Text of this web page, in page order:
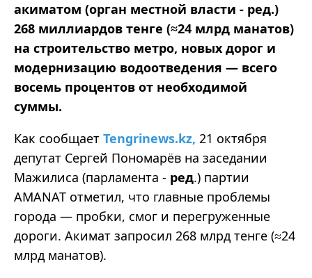
акиматом (орган местной власти - ред.)
268 миллиардов тенге (≈24 млрд манатов)
на строительство метро, новых дорог и
модернизацию водоотведения — всего
восемь процентов от необходимой
суммы.
Как сообщает Tengrinews.kz, 21 октября
депутат Сергей Пономарёв на заседании
Мажилиса (парламента - ред.) партии
AMANAT отметил, что главные проблемы
города — пробки, смог и перегруженные
дороги. Акимат запросил 268 млрд тенге (≈24
млрд манатов).